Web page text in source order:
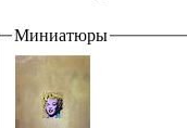
Миниатюры